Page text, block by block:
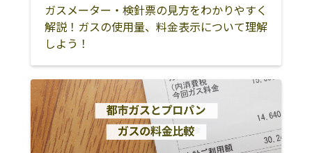
ガスメーター・検針票の見方をわかりやすく
解説！ガスの使用量、料金表示について理解
しよう！